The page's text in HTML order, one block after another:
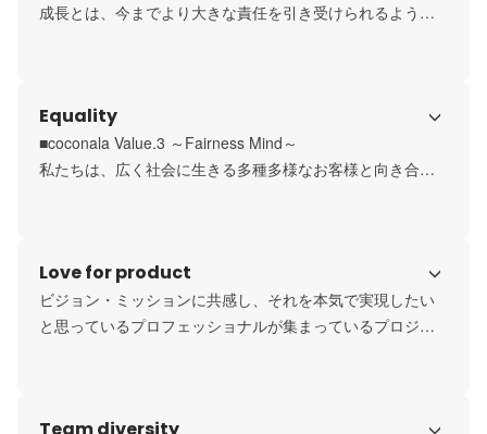
成長とは、今までより大きな責任を引き受けられるように
とりの成長が、ミッション達成の一番の近道だ。失敗を恐
れず、様々な境界線を意思の力で乗り越えて、昨日までの
自分を越えていこう。
Equality
■coconala Value.3 ～Fairness Mind～
私たちは、広く社会に生きる多種多様なお客様と向き合っ
ること、フェアとは何であるかを定義することは、簡単で
はない。それでも判断から安易に逃げず、フェアであるこ
とに向き合い続けることを、私たちの優位性の源泉として
Love for product
ビジョン・ミッションに共感し、それを本気で実現したい
と思っているプロフェッショナルが集まっているプロジェ
あたっています。